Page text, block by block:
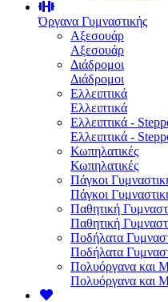
Όργανα Γυμναστικής
Αξεσουάρ
Αξεσουάρ
Διάδρομοι
Διάδρομοι
Ελλειπτικά
Ελλειπτικά
Ελλειπτικά -
Ελλειπτικά -
Κωπηλατικές
Κωπηλατικές
Πάγκοι
Πάγκοι
Παθητική
Παθητική
Ποδήλατα
Ποδήλατα
Πολυόργανα και
Πολυόργανα και